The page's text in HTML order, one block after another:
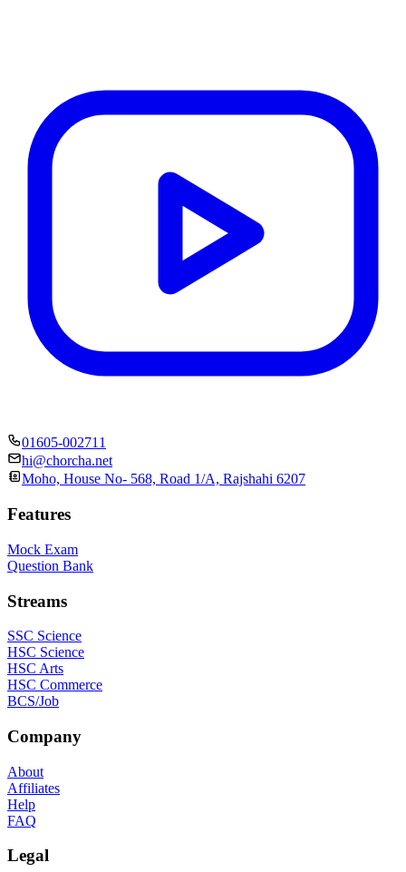
01605-002711
hi@chorcha.net
Moho, House No- 568, Road 1/A, Rajshahi 6207
Features
Mock Exam
Question Bank
Streams
SSC Science
HSC Science
HSC Arts
HSC Commerce
BCS/Job
Company
About
Affiliates
Help
FAQ
Legal